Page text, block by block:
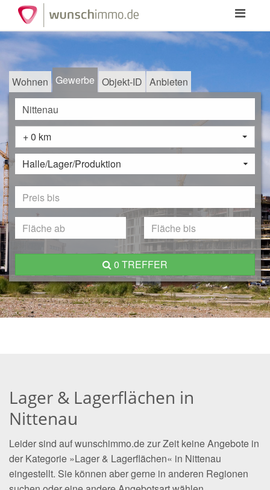
Toggle
Wohnen Gewerbe Objekt-ID Anbieten
+ 0 km
Halle/Lager/Produktion
0 TREFFER
Lager & Lagerflächen in
Nittenau
Leider sind auf wunschimmo.de zur Zeit keine Angebote in
der Kategorie »Lager & Lagerflächen« in Nittenau
eingestellt. Sie können aber gerne in anderen Regionen